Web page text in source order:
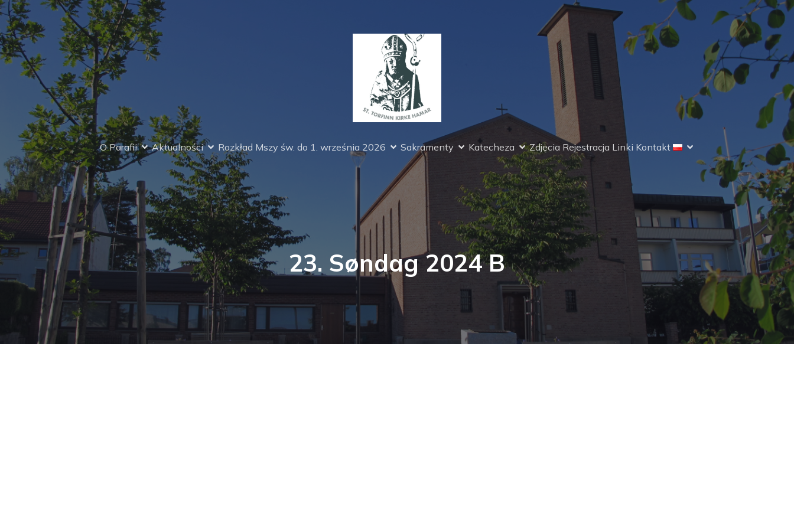
O Parafii Aktualności Rozkład Mszy św. do 1. września 2026 Sakramenty Katecheza Zdjęcia Rejestracja Linki Kontakt
23. Søndag 2024 B